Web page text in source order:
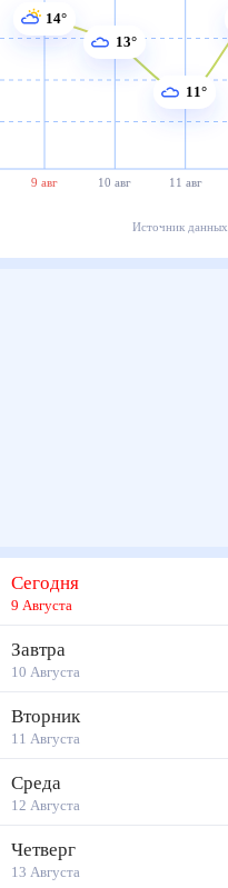
9 авг 10 авг 11 авг
14°
13°
11°
Источник данных
Сегодня
9 Августа
Завтра
10 Августа
Вторник
11 Августа
Среда
12 Августа
Четверг
13 Августа